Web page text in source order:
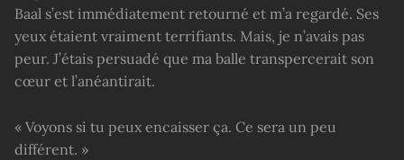
Baal s’est immédiatement retourné et m’a regardé. Ses
yeux étaient vraiment terrifiants. Mais, je n’avais pas
peur. J’étais persuadé que ma balle transpercerait son
cœur et l’anéantirait.
« Voyons si tu peux encaisser ça. Ce sera un peu
différent. »